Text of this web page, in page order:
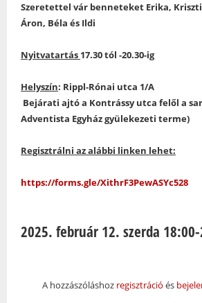
Szeretettel vár benneteket Erika,
Áron, Béla és Ildi
Nyitvatartás 17.30 tól -20.30-ig
Helyszín: Rippl-Rónai utca 1/A
Bejárati ajtó a Kontrássy utca felől a
Adventista Egyház gyülekezeti terme)
Regisztrálni az alábbi linken lehet:
https://forms.gle/XithrF3PewASYc528
2025. február 12. szerda
A hozzászóláshoz regisztráció és